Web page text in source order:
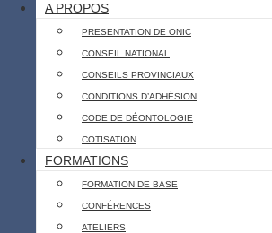
A PROPOS
PRESENTATION DE ONIC
CONSEIL NATIONAL
CONSEILS PROVINCIAUX
CONDITIONS D’ADHÉSION
CODE DE DÉONTOLOGIE
COTISATION
FORMATIONS
FORMATION DE BASE
CONFÉRENCES
ATELIERS